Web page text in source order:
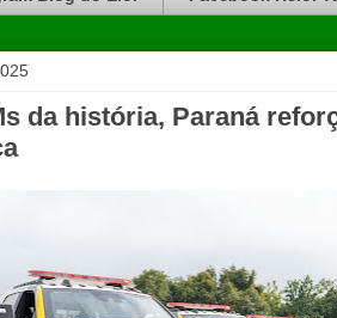
da história, Paraná